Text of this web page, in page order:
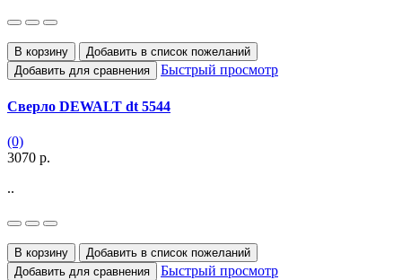
В корзину
Добавить в список пожеланий
Добавить для сравнения
Быстрый просмотр
Сверло DEWALT dt 5544
(0)
3070 р.
..
В корзину
Добавить в список пожеланий
Добавить для сравнения
Быстрый просмотр